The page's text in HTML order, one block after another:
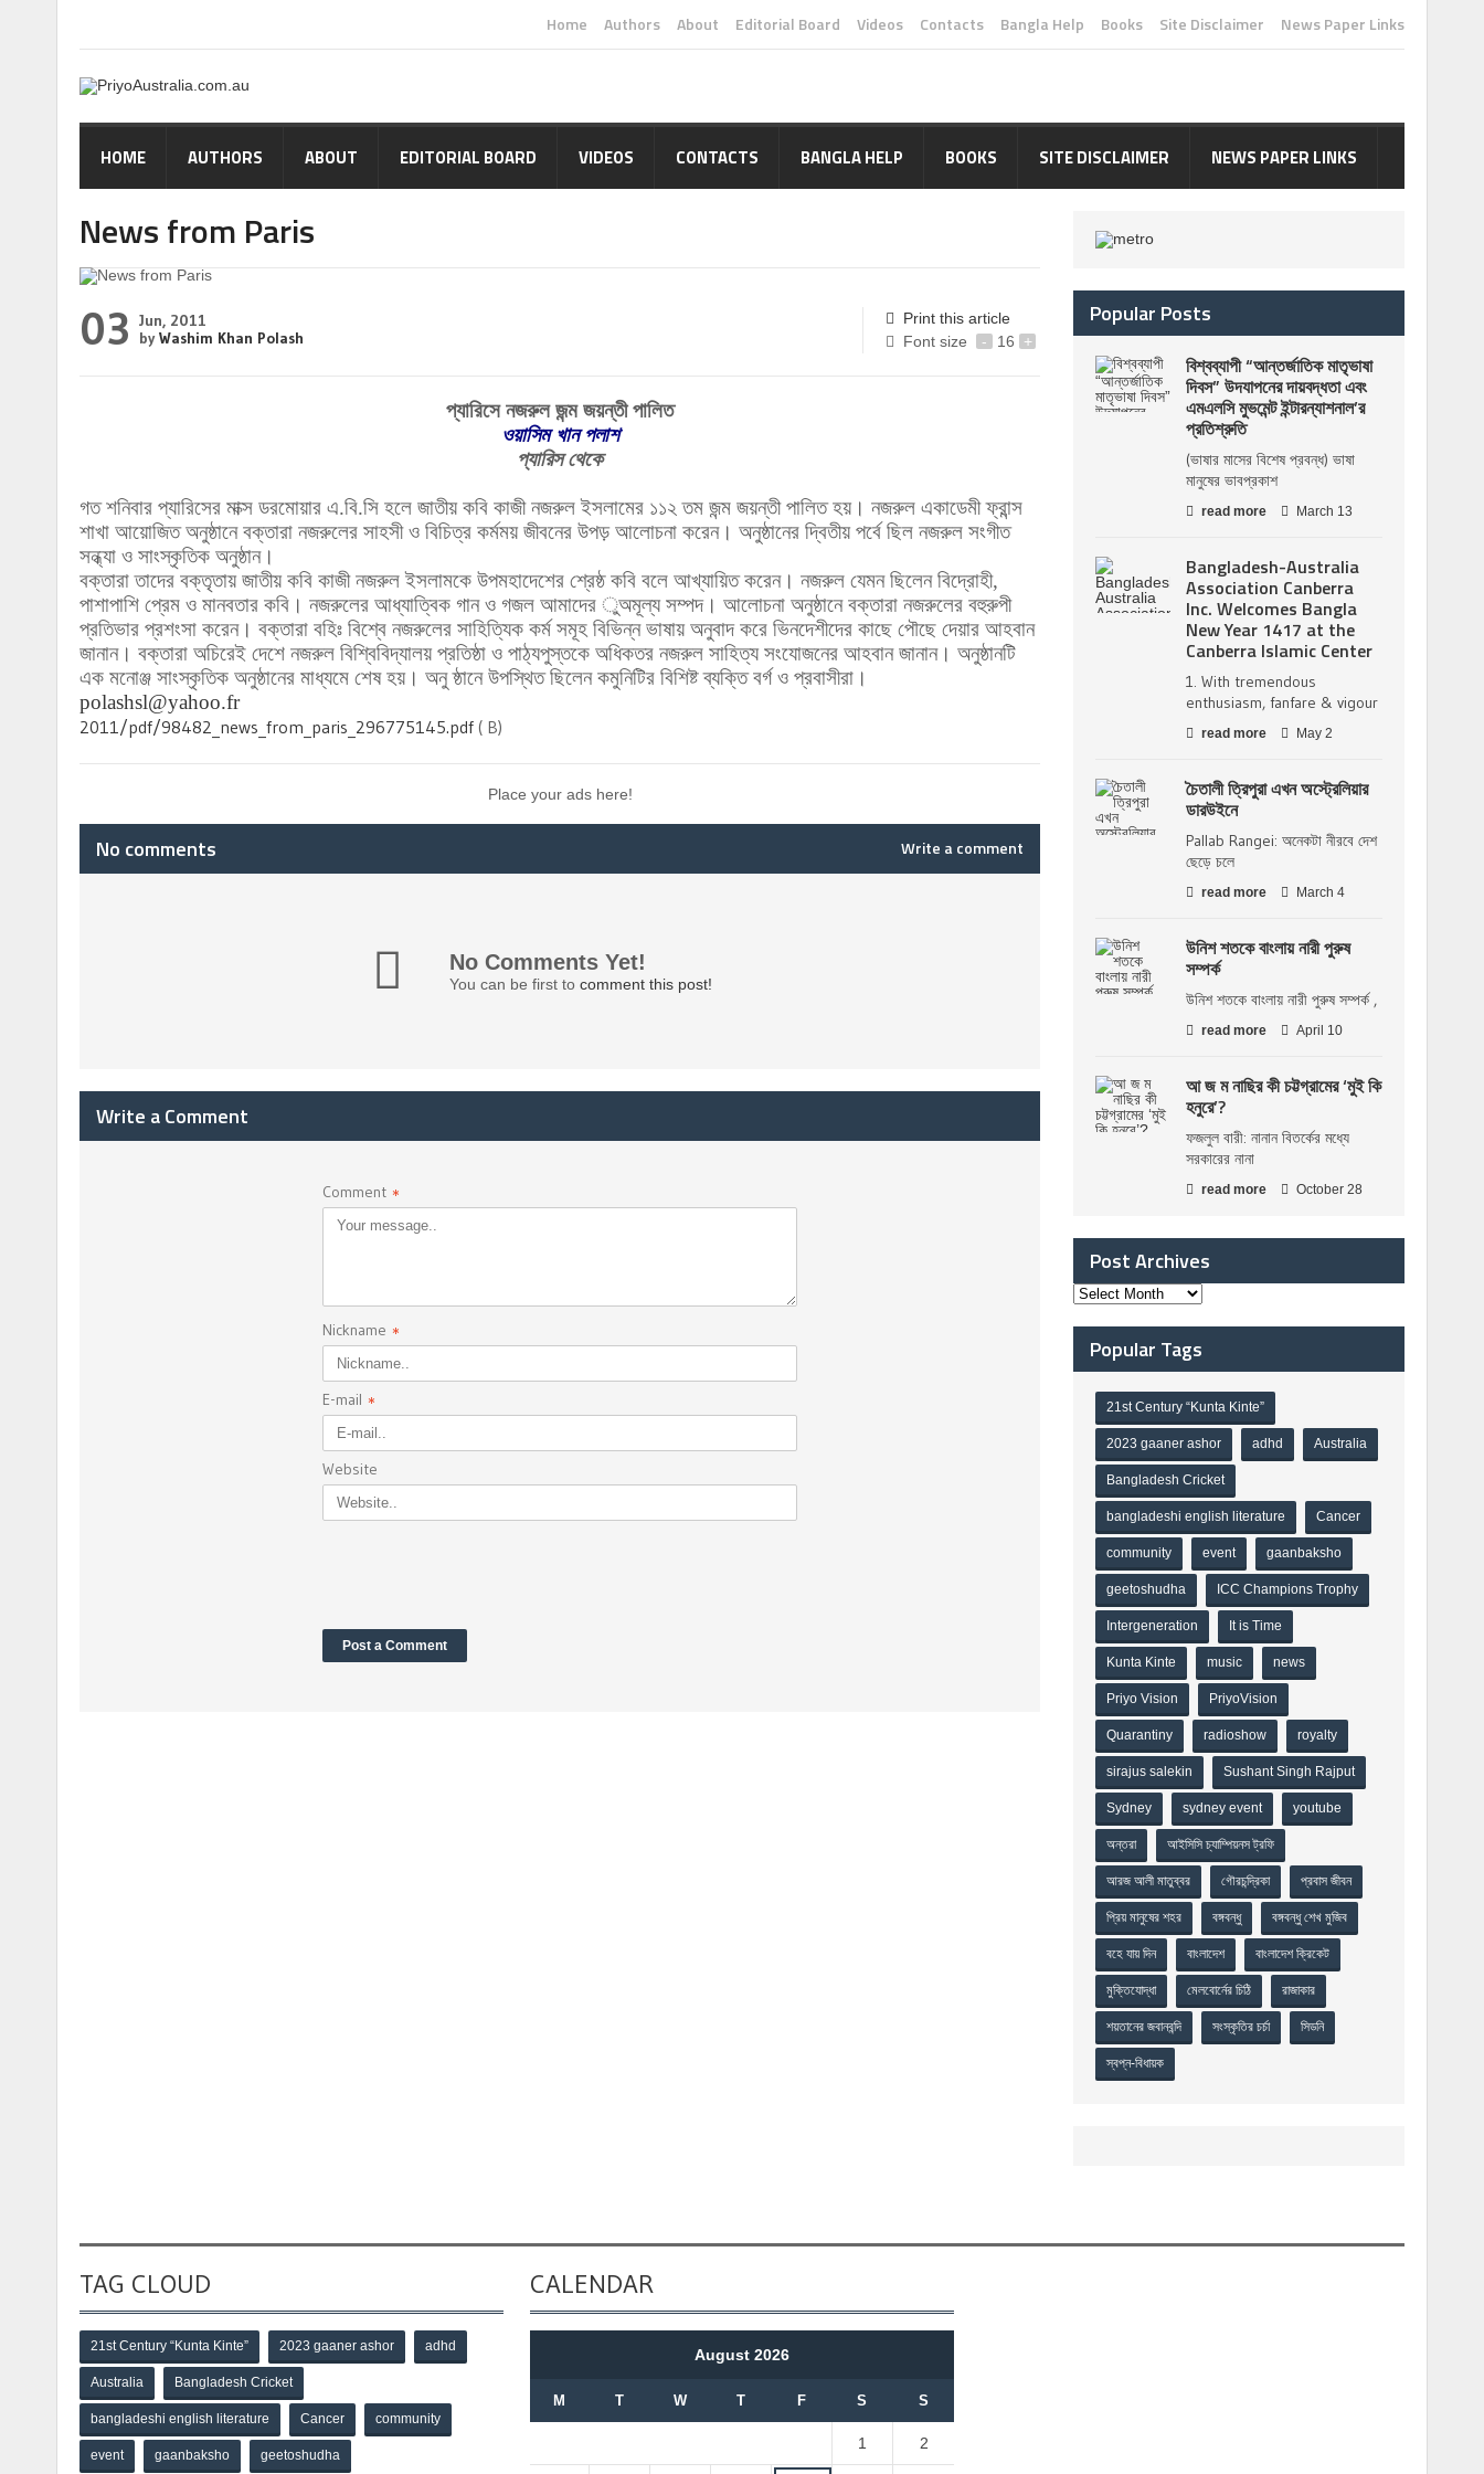
Home Authors About Editorial Board Videos Contacts Bangla Help Books Site Disclaimer News Paper Links
HOME AUTHORS ABOUT EDITORIAL BOARD VIDEOS CONTACTS BANGLA HELP BOOKS SITE DISCLAIMER NEWS PAPER LINKS
News from Paris
03 Jun, 2011
byWashim Khan Polash
Print this article
Font size
- 16 +
প্যারিসে নজরুল জন্ম জয়ন্তী পালিত
ওয়াসিম খান পলাশ
প্যারিস থেকে
গত শনিবার প্যারিসের মাক্স ডরমোয়ার এ.বি.সি হলে জাতীয় কবি কাজী নজরুল ইসলামের ১১২ তম জন্ম জয়ন্তী পালিত হয়। নজরুল একাডেমী ফ্রান্স
শাখা আয়োজিত অনুষ্ঠানে বক্তারা নজরুলের সাহসী ও বিচিত্র কর্মময় জীবনের উপড় আলোচনা করেন। অনুষ্ঠানের দ্বিতীয় পর্বে ছিল নজরুল সংগীত
সন্ধ্যা ও সাংস্কৃতিক অনুষ্ঠান।
বক্তারা তাদের বক্তৃতায় জাতীয় কবি কাজী নজরুল ইসলামকে উপমহাদেশের শ্রেষ্ঠ কবি বলে আখ্যায়িত করেন। নজরুল যেমন ছিলেন বিদ্রোহী,
পাশাপাশি প্রেম ও মানবতার কবি। নজরুলের আধ্যাত্বিক গান ও গজল আমাদের ুঅমূল্য সম্পদ। আলোচনা অনুষ্ঠানে বক্তারা নজরুলের বহুরুপী
প্রতিভার প্রশংসা করেন। বক্তারা বহিঃ বিশ্বে নজরুলের সাহিত্যিক কর্ম সমূহ বিভিন্ন ভাষায় অনুবাদ করে ভিনদেশীদের কাছে পৌছে দেয়ার আহবান
জানান। বক্তারা অচিরেই দেশে নজরুল বিশ্বিবিদ্যালয় প্রতিষ্ঠা ও পাঠ্যপুস্তকে অধিকতর নজরুল সাহিত্য সংযোজনের আহবান জানান। অনুষ্ঠানটি
এক মনোঞ্জ সাংস্কৃতিক অনুষ্ঠানের মাধ্যমে শেষ হয়। অনু ষ্ঠানে উপস্থিত ছিলেন কমুনিটির বিশিষ্ট ব্যক্তি বর্গ ও প্রবাসীরা।
polashsl@yahoo.fr
2011/pdf/98482_news_from_paris_296775145.pdf ( B)
Place your ads here!
No comments Write a comment
No Comments Yet!
You can be first to comment this post!
Write a Comment
Comment *
Nickname *
E-mail *
Website
Popular Posts
বিশ্বব্যাপী “আন্তর্জাতিক মাতৃভাষা
দিবস” উদযাপনের দায়বদ্ধতা এবং
এমএলসি মুভমেন্ট ইন্টারন্যাশনাল’র
প্রতিশ্রুতি
(ভাষার মাসের বিশেষ প্রবন্ধ) ভাষা
মানুষের ভাবপ্রকাশ
read more March 13
Bangladesh-Australia
Association Canberra
Inc. Welcomes Bangla
New Year 1417 at the
Canberra Islamic Center
1. With tremendous
enthusiasm, fanfare & vigour
read more May 2
চৈতালী ত্রিপুরা এখন অস্ট্রেলিয়ার
ডারউইনে
Pallab Rangei: অনেকটা নীরবে দেশ
ছেড়ে চলে
read more March 4
উনিশ শতকে বাংলায় নারী পুরুষ
সম্পর্ক
উনিশ শতকে বাংলায় নারী পুরুষ সম্পর্ক ,
read more April 10
আ জ ম নাছির কী চট্টগ্রামের ‘মুই কি
হনুরে’?
ফজলুল বারী: নানান বিতর্কের মধ্যে
সরকারের নানা
read more October 28
Post Archives
Popular Tags
21st Century “Kunta Kinte”
2023 gaaner ashor adhd Australia
Bangladesh Cricket
bangladeshi english literature Cancer
community event gaanbaksho
geetoshudha ICC Champions Trophy
Intergeneration It is Time
Kunta Kinte music news
Priyo Vision PriyoVision
Quarantiny radioshow royalty
sirajus salekin Sushant Singh Rajput
Sydney sydney event youtube
অন্তরা আইসিসি চ্যাম্পিয়নস ট্রফি
আরজ আলী মাতুব্বর গৌরচন্দ্রিকা প্রবাস জীবন
প্রিয় মানুষের শহর বঙ্গবন্ধু বঙ্গবন্ধু শেখ মুজিব
বহে যায় দিন বাংলাদেশ বাংলাদেশ ক্রিকেট
মুক্তিযোদ্ধা মেলবোর্নের চিঠি রাজাকার
শয়তানের জবানবন্দি সংস্কৃতির চর্চা সিডনি
স্বপ্ন-বিধায়ক
TAG CLOUD
21st Century “Kunta Kinte” 2023 gaaner ashor adhd
Australia Bangladesh Cricket
bangladeshi english literature Cancer community
event gaanbaksho geetoshudha
CALENDAR
August 2026
M T W T F S S
1 2